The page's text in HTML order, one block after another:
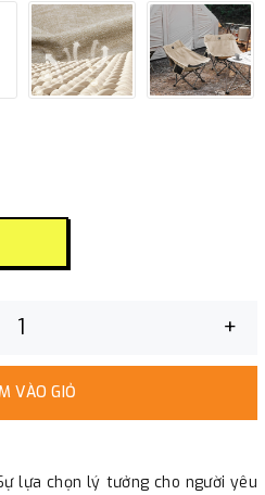
+
VÀO GIỎ
lựa chọn lý tưởng cho người yêu